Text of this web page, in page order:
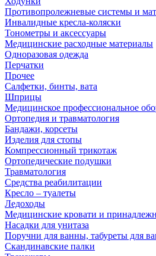
Противопролежневые системы и
Инвалидные кресла-коляски
Тонометры и аксессуары
Медицинские расходные материалы
Одноразовая одежда
Перчатки
Прочее
Салфетки, бинты, вата
Шприцы
Медицинское профессиональное
Ортопедия и травматология
Бандажи, корсеты
Изделия для стопы
Компрессионный трикотаж
Ортопедические подушки
Травматология
Средства реабилитации
Кресло – туалеты
Ледоходы
Медицинские кровати и
Насадки для унитаза
Поручни для ванны, табуреты для
Скандинавские палки